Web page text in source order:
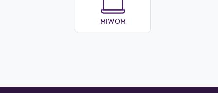
MIWOM